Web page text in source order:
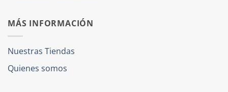
MÁS INFORMACIÓN
Nuestras Tiendas
Quienes somos